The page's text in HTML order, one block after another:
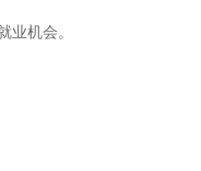
业机会。